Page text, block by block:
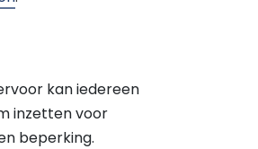
kan iedereen
inzetten voor
beperking.